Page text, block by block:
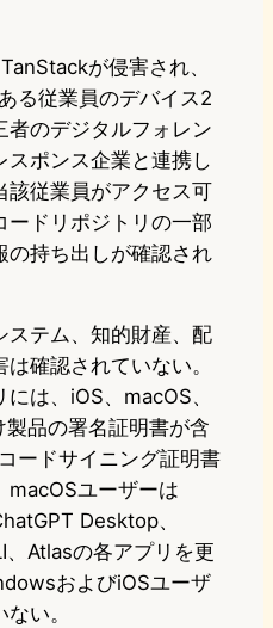
が侵害され、
る従業員のデバイス2
者のデジタルフォレン
スポンス企業と連携し
該従業員がアクセス可
ードリポジトリの一部
の持ち出しが確認され
ステム、知的財産、配
確認されていない。
は、iOS、macOS、
品の署名証明書が含
ードサイニング証明書
macOSユーザーは
Desktop、
Atlasの各アプリを更
およびiOSユーザ
い。